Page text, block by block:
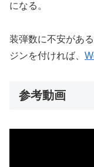
になる。
装弾数に不安があ
ジンを付ければ、
参考動画